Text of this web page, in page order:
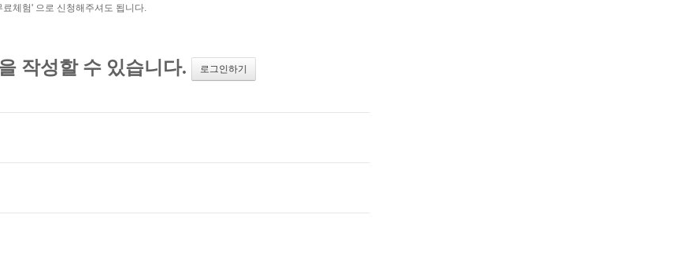
체험' 으로 신청해주셔도 됩니다.